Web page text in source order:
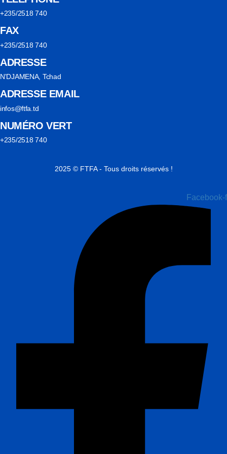
+235/2518 740
FAX
+235/2518 740
ADRESSE
N'DJAMENA, Tchad
ADRESSE EMAIL
infos@ftfa.td
NUMÉRO VERT
+235/2518 740
2025 © FTFA - Tous droits réservés !
Facebook-f